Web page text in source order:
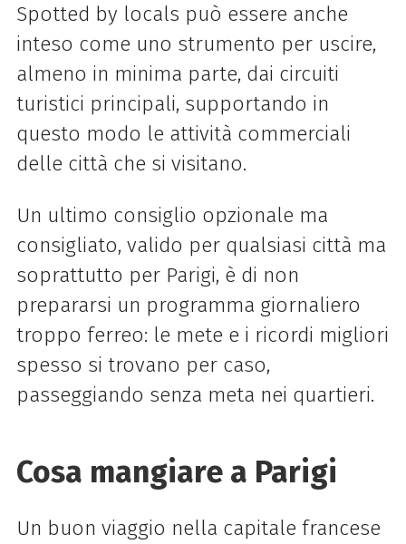
Spotted by locals può essere anche
inteso come uno strumento per uscire,
almeno in minima parte, dai circuiti
turistici principali, supportando in
questo modo le attività commerciali
delle città che si visitano.
Un ultimo consiglio opzionale ma
consigliato, valido per qualsiasi città ma
soprattutto per Parigi, è di non
prepararsi un programma giornaliero
troppo ferreo: le mete e i ricordi migliori
spesso si trovano per caso,
passeggiando senza meta nei quartieri.
Cosa mangiare a Parigi
Un buon viaggio nella capitale francese